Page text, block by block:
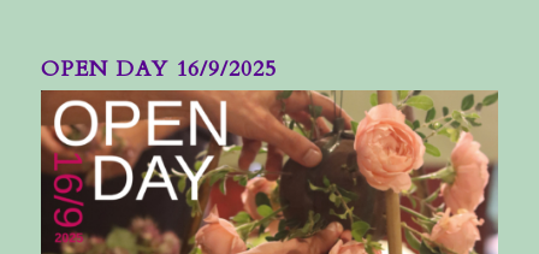
OPEN DAY 16/9/2025